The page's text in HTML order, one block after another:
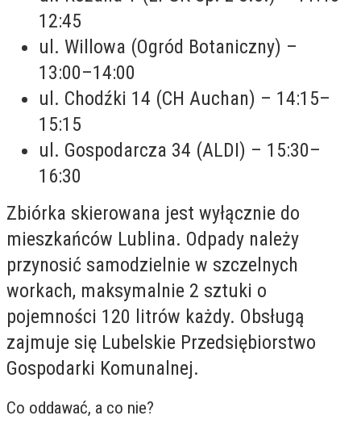
12:45
ul. Willowa (Ogród Botaniczny) –
13:00–14:00
ul. Chodźki 14 (CH Auchan) – 14:15–
15:15
ul. Gospodarcza 34 (ALDI) – 15:30–
16:30
Zbiórka skierowana jest wyłącznie do
mieszkańców Lublina. Odpady należy
przynosić samodzielnie w szczelnych
workach, maksymalnie 2 sztuki o
pojemności 120 litrów każdy. Obsługą
zajmuje się Lubelskie Przedsiębiorstwo
Gospodarki Komunalnej.
Co oddawać, a co nie?